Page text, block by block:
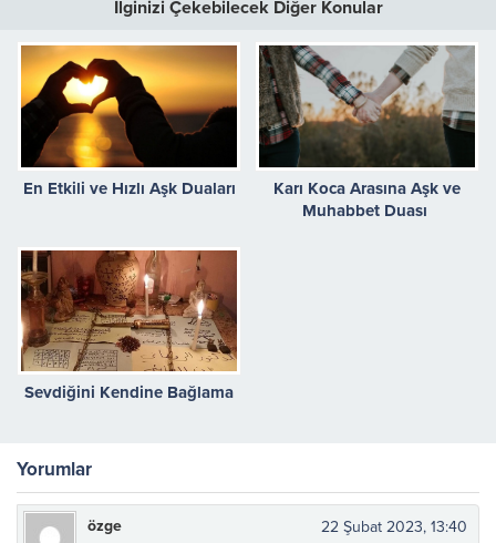
İlginizi Çekebilecek Diğer Konular
En Etkili ve Hızlı Aşk Duaları
Karı Koca Arasına Aşk ve
Muhabbet Duası
Sevdiğini Kendine Bağlama
Yorumlar
özge 22 Şubat 2023, 13:40